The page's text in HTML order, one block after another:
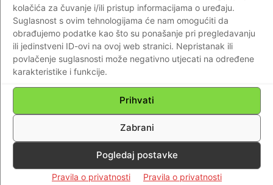
kolačića za čuvanje i/ili pristup informacijama o uređaju.
Suglasnost s ovim tehnologijama će nam omogućiti da
obrađujemo podatke kao što su ponašanje pri pregledavanju
ili jedinstveni ID-ovi na ovoj web stranici. Nepristanak ili
povlačenje suglasnosti može negativno utjecati na određene
karakteristike i funkcije.
Prihvati
Zabrani
Pogledaj postavke
Pravila o privatnosti Pravila o privatnosti
povoda…”Pretvorili smo se u Divlji zapad”…
Braniteljski portal - 17.02.2020
VIDEO: LUĐAČKI POHOD U SIDNEYU -
Mesarskim nožem zaklao ženu, uzvikivao
‘Allahu Akbar’ i napadao ljude…upucajte me
Braniteljski portal - 11.09.2019